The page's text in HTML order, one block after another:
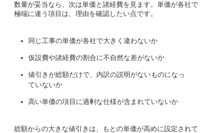
数量が妥当なら、次は単価と諸経費を見ます。単価が各社で
極端に違う項目は、理由を確認したい点です。
同じ工事の単価が各社で大きく違わないか
仮設費や諸経費の割合に不自然な差がないか
値引きが総額だけで、内訳の説明がないものになっ
ていないか
高い単価の項目に過剰な仕様が含まれていないか
総額からの大きな値引きは、もとの単価が高めに設定されて